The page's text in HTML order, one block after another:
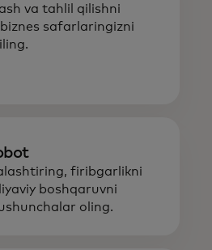
va tahlil qilishni
safarlaringizni
firibgarlikni
boshqaruvni
oling.